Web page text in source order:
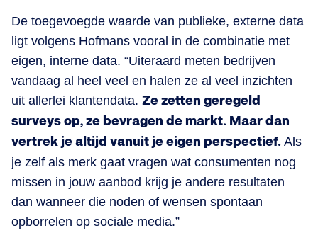
De toegevoegde waarde van publieke, externe data
ligt volgens Hofmans vooral in de combinatie met
eigen, interne data. “Uiteraard meten bedrijven
vandaag al heel veel en halen ze al veel inzichten
uit allerlei klantendata. Ze zetten geregeld
surveys op, ze bevragen de markt. Maar dan
vertrek je altijd vanuit je eigen perspectief. Als
je zelf als merk gaat vragen wat consumenten nog
missen in jouw aanbod krijg je andere resultaten
dan wanneer die noden of wensen spontaan
opborrelen op sociale media.”